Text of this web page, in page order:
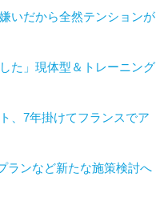
いだから全然テンションが
た」現体型＆トレーニング
、7年掛けてフランスでア
ランなど新たな施策検討へ